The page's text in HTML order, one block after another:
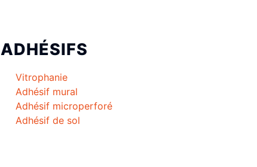
ADHÉSIFS
Vitrophanie
Adhésif mural
Adhésif microperforé
Adhésif de sol